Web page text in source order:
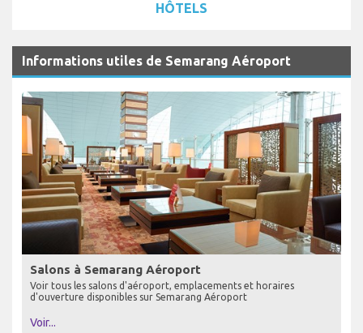
HÔTELS
Informations utiles de Semarang Aéroport
Salons à Semarang Aéroport
Voir tous les salons d'aéroport, emplacements et horaires
d'ouverture disponibles sur Semarang Aéroport
Voir...